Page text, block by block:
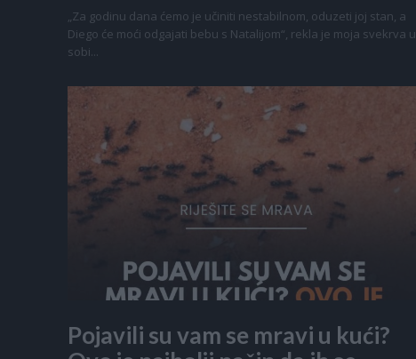
„Za godinu dana ćemo je učiniti nestabilnom, oduzeti joj stan, a
Diego će moći odgajati bebu s Natalijom“, rekla je moja svekrva u
sobi...
Pojavili su vam se mravi u kući?